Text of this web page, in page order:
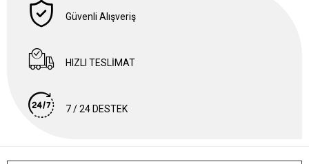
Güvenli Alışveriş
HIZLI TESLİMAT
7 / 24 DESTEK